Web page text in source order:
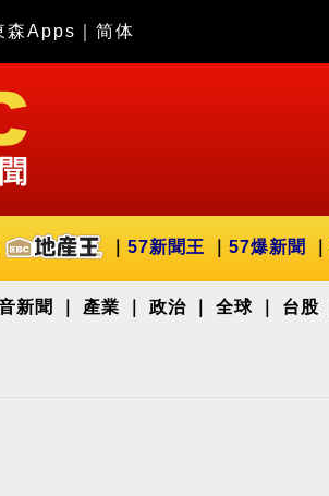
森Apps 简体
57新聞王 57爆新聞
新聞 產業 政治 全球 台股